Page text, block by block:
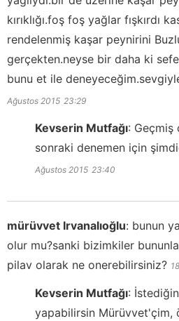
kırıklığı.foş foş yağlar fışkırdı
rendelenmiş kaşar peynirini
gerçekten.neyse bir daha ki
bunu et ile
Ağustos 2015 23:29
Kevserin Mutfağı: Geçmiş
sonraki denemen için
Ağustos 2015 23:40
mürüvvet Irvanalıoğlu: bunun
olur mu?sanki bizimkiler
pilav olarak ne onerebilirsiniz?
Kevserin Mutfağı:
yapabilirsin Mürüvvet'çim,